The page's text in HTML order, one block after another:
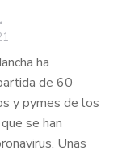
ha
de 60
y pymes de los
se han
Unas